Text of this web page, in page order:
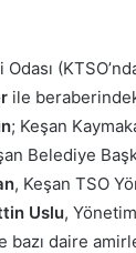
ile
; Keşan
Belediye
, Keşan TSO
Uslu,
bazı daire